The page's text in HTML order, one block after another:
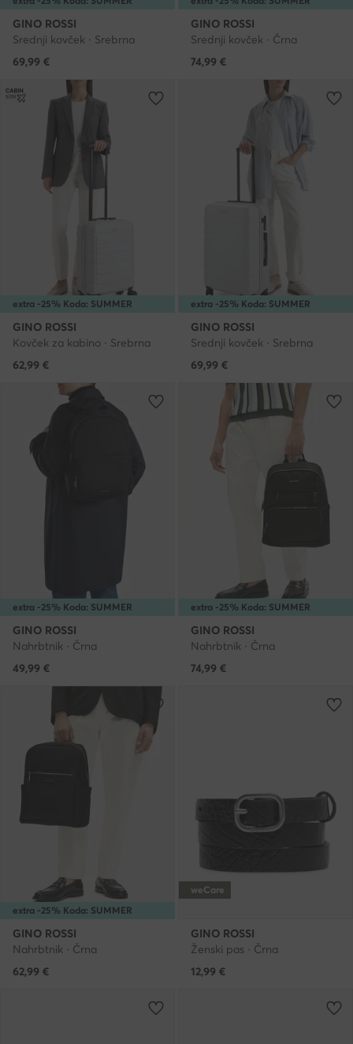
GINO ROSSI
Srednji kovček · Srebrna
69,99 €
GINO ROSSI
Srednji kovček · Črna
74,99 €
extra -25% Koda: SUMMER
GINO ROSSI
Kovček za kabino · Srebrna
62,99 €
extra -25% Koda: SUMMER
GINO ROSSI
Srednji kovček · Srebrna
69,99 €
extra -25% Koda: SUMMER
GINO ROSSI
Nahrbtnik · Črna
49,99 €
extra -25% Koda: SUMMER
GINO ROSSI
Nahrbtnik · Črna
74,99 €
extra -25% Koda: SUMMER
GINO ROSSI
Nahrbtnik · Črna
62,99 €
weCare
GINO ROSSI
Ženski pas · Črna
12,99 €